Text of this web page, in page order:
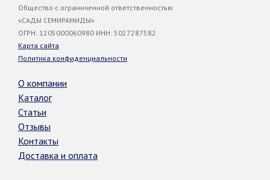
Общество с ограниченной ответственностью
«САДЫ СЕМИРАМИДЫ»
ОГРН: 1205000060980 ИНН: 5027287582
Карта сайта
Политика конфиденциальности
О компании
Каталог
Статьи
Отзывы
Контакты
Доставка и оплата